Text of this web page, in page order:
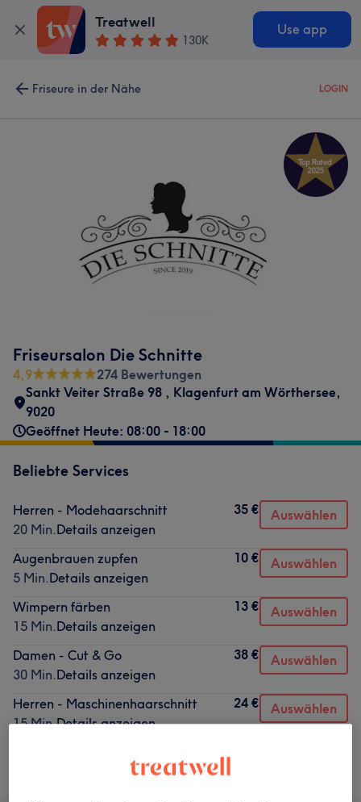
Treatwell
130K
Use app
Friseure in der Nähe LOGIN
Friseursalon Die Schnitte
4,9
274 Bewertungen
Sankt Veiter Straße 98 , Klagenfurt am Wörthersee,
9020
Geöffnet Heute: 08:00 - 18:00
Beliebte Services
Herren - Modehaarschnitt
20 Min.Details anzeigen
35 € Auswählen
Augenbrauen zupfen
5 Min.Details anzeigen
10 € Auswählen
Wimpern färben
15 Min.Details anzeigen
13 € Auswählen
Damen - Cut & Go
30 Min.Details anzeigen
38 € Auswählen
Herren - Maschinenhaarschnitt
15 Min.Details anzeigen
24 € Auswählen